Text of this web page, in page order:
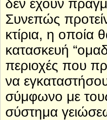
δεν έχουν
Συνεπώς
κτίρια, η
κατασκευή
περιοχές που
να
σύμφωνο με
σύστημα